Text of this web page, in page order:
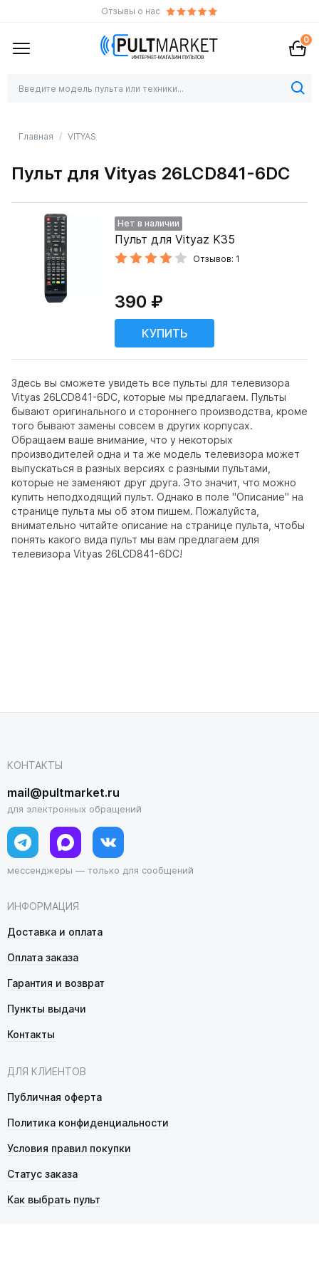
Отзывы о нас
0
Главная VITYAS
Пульт для Vityas 26LCD841-6DC
Здесь вы сможете увидеть все пульты для телевизора
Vityas 26LCD841-6DC, которые мы предлагаем. Пульты
бывают оригинального и стороннего производства, кроме
того бывают замены совсем в других корпусах.
Обращаем ваше внимание, что у некоторых
производителей одна и та же модель телевизора может
выпускаться в разных версиях с разными пультами,
которые не заменяют друг друга. Это значит, что можно
купить неподходящий пульт. Однако в поле "Описание" на
странице пульта мы об этом пишем. Пожалуйста,
внимательно читайте описание на странице пульта, чтобы
понять какого вида пульт мы вам предлагаем для
телевизора Vityas 26LCD841-6DC!
Нет в наличии
Пульт для Vityaz K35
Отзывов: 1
390 ₽
ИНФОРМАЦИЯ
Доставка и оплата
Оплата заказа
Гарантия и возврат
Пункты выдачи
Контакты
ДЛЯ КЛИЕНТОВ
Публичная оферта
Политика конфиденциальности
Условия правил покупки
Статус заказа
Как выбрать пульт
КОНТАКТЫ
mail@pultmarket.ru
для электронных обращений
мессенджеры — только для сообщений